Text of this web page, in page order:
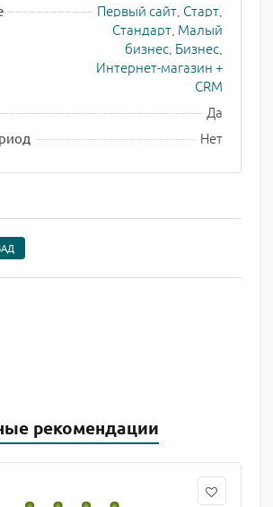
Первый сайт, Старт,
Стандарт, Малый
бизнес, Бизнес,
Интернет-магазин +
CRM
Да
Нет
рекомендации